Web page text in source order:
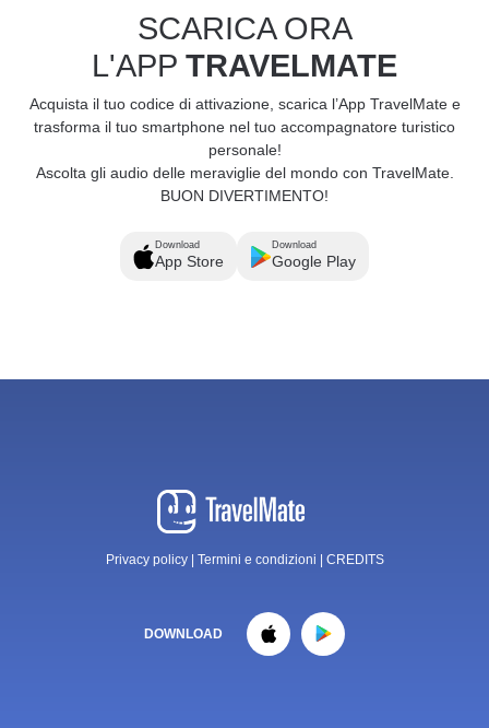
SCARICA ORA
L'APP TRAVELMATE
Acquista il tuo codice di attivazione, scarica l’App TravelMate e
trasforma il tuo smartphone nel tuo accompagnatore turistico
personale!
Ascolta gli audio delle meraviglie del mondo con TravelMate.
BUON DIVERTIMENTO!
Download
App Store
Download
Google Play
Privacy policy| Termini e condizioni CREDITS
DOWNLOAD